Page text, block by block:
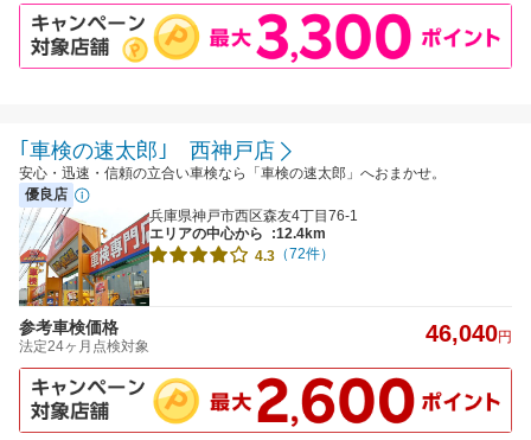
｢車検の速太郎｣ 西神戸店
安心・迅速・信頼の立合い車検なら「車検の速太郎」へおまかせ。
優良店
兵庫県神戸市西区森友4丁目76-1
エリアの中心から
:12.4km
4.3 （72件）
参考車検価格
法定24ヶ月点検対象 46,040円